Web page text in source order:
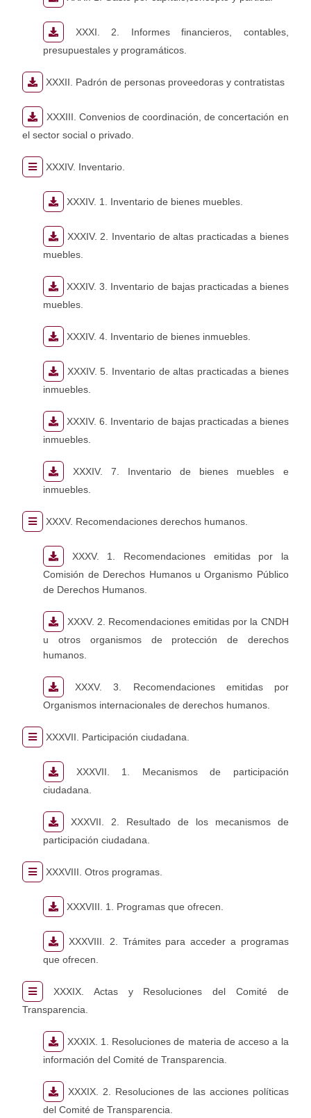
XXXI. 2. Informes financieros, contables,
presupuestales y programáticos.
XXXII. Padrón de personas proveedoras y contratistas
XXXIII. Convenios de coordinación, de concertación en
el sector social o privado.
XXXIV. Inventario.
XXXIV. 1. Inventario de bienes muebles.
XXXIV. 2. Inventario de altas practicadas a bienes
muebles.
XXXIV. 3. Inventario de bajas practicadas a bienes
muebles.
XXXIV. 4. Inventario de bienes inmuebles.
XXXIV. 5. Inventario de altas practicadas a bienes
inmuebles.
XXXIV. 6. Inventario de bajas practicadas a bienes
inmuebles.
XXXIV. 7. Inventario de bienes muebles e
inmuebles.
XXXV. Recomendaciones derechos humanos.
XXXV. 1. Recomendaciones emitidas por la
Comisión de Derechos Humanos u Organismo Público
de Derechos Humanos.
XXXV. 2. Recomendaciones emitidas por la CNDH
u otros organismos de protección de derechos
humanos.
XXXV. 3. Recomendaciones emitidas por
Organismos internacionales de derechos humanos.
XXXVII. Participación ciudadana.
XXXVII. 1. Mecanismos de participación
ciudadana.
XXXVII. 2. Resultado de los mecanismos de
participación ciudadana.
XXXVIII. Otros programas.
XXXVIII. 1. Programas que ofrecen.
XXXVIII. 2. Trámites para acceder a programas
que ofrecen.
XXXIX. Actas y Resoluciones del Comité de
Transparencia.
XXXIX. 1. Resoluciones de materia de acceso a la
información del Comité de Transparencia.
XXXIX. 2. Resoluciones de las acciones políticas
del Comité de Transparencia.